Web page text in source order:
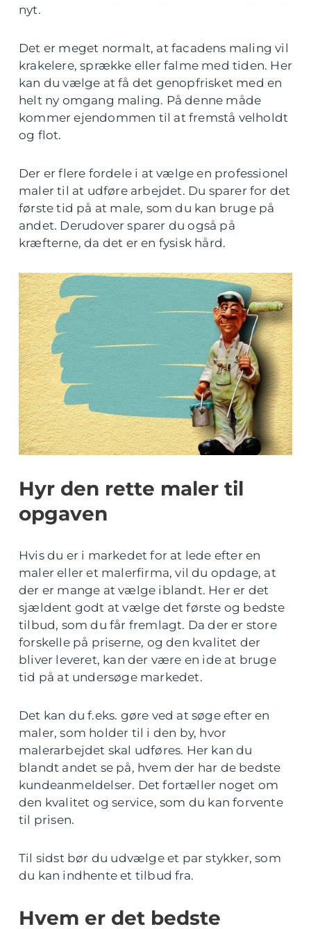
nyt.
Det er meget normalt, at facadens maling vil
krakelere, sprække eller falme med tiden. Her
kan du vælge at få det genopfrisket med en
helt ny omgang maling. På denne måde
kommer ejendommen til at fremstå velholdt
og flot.
Der er flere fordele i at vælge en professionel
maler til at udføre arbejdet. Du sparer for det
første tid på at male, som du kan bruge på
andet. Derudover sparer du også på
kræfterne, da det er en fysisk hård.
Hyr den rette maler til
opgaven
Hvis du er i markedet for at lede efter en
maler eller et malerfirma, vil du opdage, at
der er mange at vælge iblandt. Her er det
sjældent godt at vælge det første og bedste
tilbud, som du får fremlagt. Da der er store
forskelle på priserne, og den kvalitet der
bliver leveret, kan der være en ide at bruge
tid på at undersøge markedet.
Det kan du f.eks. gøre ved at søge efter en
maler, som holder til i den by, hvor
malerarbejdet skal udføres. Her kan du
blandt andet se på, hvem der har de bedste
kundeanmeldelser. Det fortæller noget om
den kvalitet og service, som du kan forvente
til prisen.
Til sidst bør du udvælge et par stykker, som
du kan indhente et tilbud fra.
Hvem er det bedste